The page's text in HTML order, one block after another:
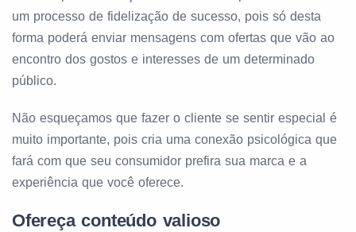
um processo de fidelização de sucesso, pois só desta
forma poderá enviar mensagens com ofertas que vão ao
encontro dos gostos e interesses de um determinado
público.
Não esqueçamos que fazer o cliente se sentir especial é
muito importante, pois cria uma conexão psicológica que
fará com que seu consumidor prefira sua marca e a
experiência que você oferece.
Ofereça conteúdo valioso